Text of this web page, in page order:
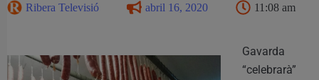
Ribera Televisió abril 16, 2020 11:08 am
Gavarda
“celebrarà”